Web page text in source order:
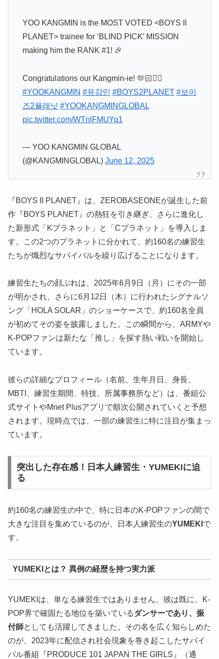
YOO KANGMIN is the MOST VOTED <BOYS II
PLANET> trainee for ‘BLIND PICK’ MISSION
making him the RANK #1! 🎉
Congratulations our Kangmin-ie! 🫶🏻❤️‍🔥
#YOOKANGMIN #유강민 #BOYS2PLANET #보이
즈2플래닛 #YOOKANGMINGLOBAL
pic.twitter.com/WTnlFMUYq1
— YOO KANGMIN GLOBAL
(@KANGMINGLOBAL) June 12, 2025
『BOYS II PLANET』は、ZEROBASEONEが誕生した前
作『BOYS PLANET』の熱狂を引き継ぎ、さらに進化し
た新形式「Kプラネット」と「Cプラネット」を導入しま
す。この2つのプラネットに分かれて、約160名の練習生
たちが熾烈なサバイバルを繰り広げることになります。
練習生たちの顔ぶれは、2025年6月9日（月）にその一部
が明かされ、さらに6月12日（木）に行われたシグナルソ
ング「HOLA SOLAR」のショーケースで、約160名全員
が初めてその姿を披露しました。この瞬間から、ARMYや
K-POPファンは新たな「推し」を探す熱い戦いを開始し
ています。
彼らの詳細なプロフィール（名前、生年月日、身長、
MBTI、練習生期間、特技、所属事務所など）は、番組公
式サイトやMnet Plusアプリで順次公開されていくと予想
されます。現時点では、一部の練習生に特に注目が集まっ
ています。
突出した存在感！日本人練習生・YUMEKIに迫
る
約160名の練習生の中で、特に日本のK-POPファンの間で
大きな注目を集めているのが、日本人練習生のYUMEKI で
す。
YUMEKIとは？ 異例の経歴を持つ実力派
YUMEKIは、単なる練習生ではありません。彼は既に、K-
POP界で確固たる地位を築いているダンサーであり、振
付師としても活躍してきました。その名を広く知らしめた
のが、2023年に配信され社会現象を巻き起こしたサバイ
バル番組『PRODUCE 101 JAPAN THE GIRLS』（通